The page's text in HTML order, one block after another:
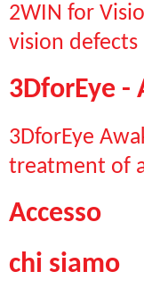
2WIN for
vision defects
3DforEye -
3DforEye
treatment of
Accesso
chi siamo